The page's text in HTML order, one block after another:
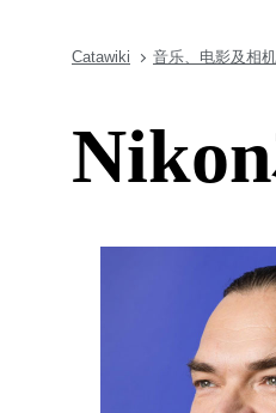
Catawiki 音乐、电影及相机